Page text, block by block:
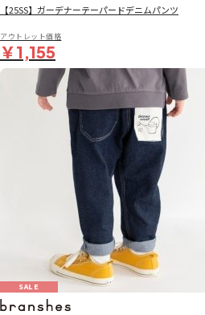
【25SS】ガーデナーテーパードデニムパンツ
アウトレット価格
￥1,155
SALE